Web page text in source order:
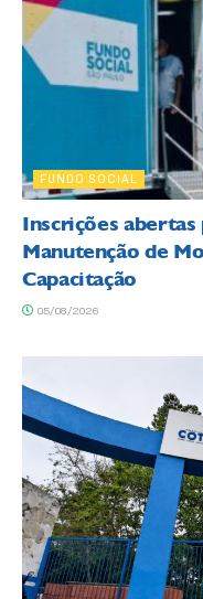
FUNDO SOCIAL
Inscrições
Manutenção de
Capacitação
05/08/2026